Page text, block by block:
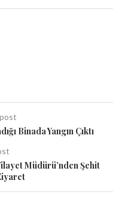
Binada Yangın Çıktı
Müdürü’nden Şehit